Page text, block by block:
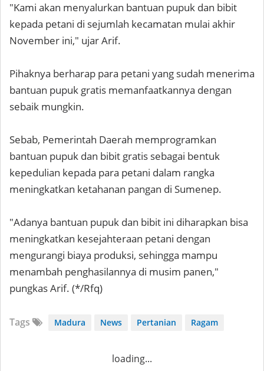
"Kami akan menyalurkan bantuan pupuk dan bibit
kepada petani di sejumlah kecamatan mulai akhir
November ini," ujar Arif.
Pihaknya berharap para petani yang sudah menerima
bantuan pupuk gratis memanfaatkannya dengan
sebaik mungkin.
Sebab, Pemerintah Daerah memprogramkan
bantuan pupuk dan bibit gratis sebagai bentuk
kepedulian kepada para petani dalam rangka
meningkatkan ketahanan pangan di Sumenep.
"Adanya bantuan pupuk dan bibit ini diharapkan bisa
meningkatkan kesejahteraan petani dengan
mengurangi biaya produksi, sehingga mampu
menambah penghasilannya di musim panen,"
pungkas Arif. (*/Rfq)
Tags Madura News Pertanian Ragam
loading...